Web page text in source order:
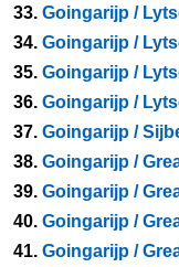
33. Goingarijp /
34. Goingarijp /
35. Goingarijp /
36. Goingarijp /
37. Goingarijp /
38. Goingarijp /
39. Goingarijp /
40. Goingarijp /
41. Goingarijp /